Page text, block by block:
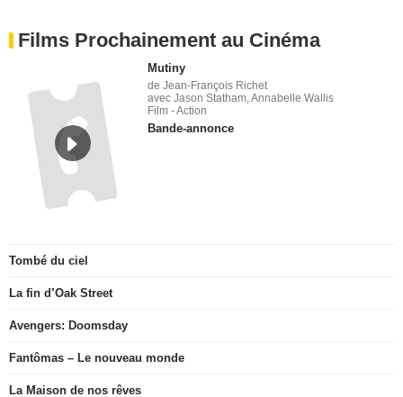
Films Prochainement au Cinéma
Mutiny
de Jean-François Richet
avec Jason Statham, Annabelle Wallis
Film - Action
Bande-annonce
Tombé du ciel
La fin d’Oak Street
Avengers: Doomsday
Fantômas – Le nouveau monde
La Maison de nos rêves